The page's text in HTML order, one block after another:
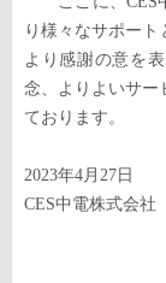
り様々なサポー
より感謝の意を
念、よりよいサー
ております。
2023年4月27日
CES中電株式会社